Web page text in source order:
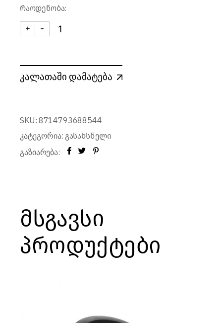
რაოდენობა:
კორპსაძრობი SINGLE PULL (შავი) quantity
-
+
კალათაში დამატება
SKU: 8714793688544
კატეგორია: გასახსნელი
გაზიარება:
მსგავსი
პროდუქტები